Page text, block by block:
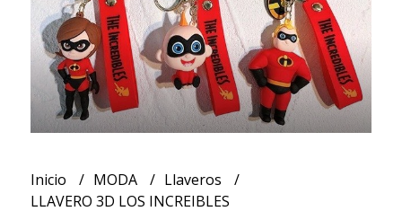
Inicio MODA
Llaveros
LLAVERO 3D LOS INCREIBLES